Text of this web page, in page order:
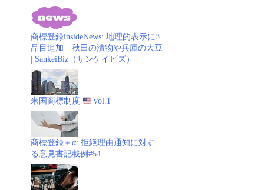
商標登録insideNews: 地理的表示に3
品目追加 秋田の漬物や兵庫の大豆
| SankeiBiz（サンケイビズ）
米国商標制度 vol.1
商標登録＋α: 拒絶理由通知に対す
る意見書記載例#54